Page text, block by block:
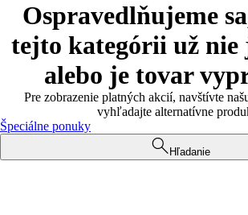
Ospravedlňujeme
tejto kategórii už nie
alebo je tovar
Pre zobrazenie platných akcií, navštívte
vyhľadajte alternatívne
Špeciálne ponuky
Hľadanie